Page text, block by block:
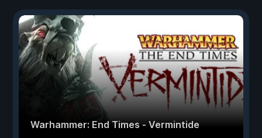
Warhammer: End Times - Vermintide